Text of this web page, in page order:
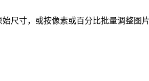
尺寸，或按像素或百分比批量调整图片